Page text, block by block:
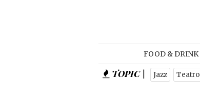
FOOD & DRINK
TOPIC | Jazz Teatro